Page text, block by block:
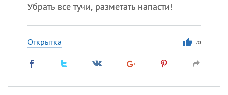
Убрать все тучи, разметать напасти!
Открытка 20